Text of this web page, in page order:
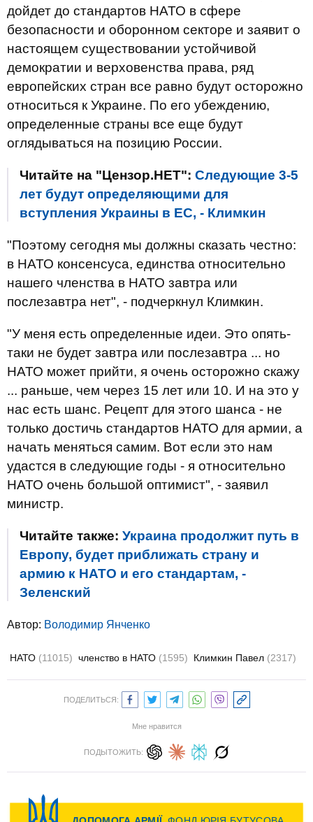
дойдет до стандартов НАТО в сфере
безопасности и оборонном секторе и заявит о
настоящем существовании устойчивой
демократии и верховенства права, ряд
европейских стран все равно будут осторожно
относиться к Украине. По его убеждению,
определенные страны все еще будут
оглядываться на позицию России.
Читайте на "Цензор.НЕТ": Следующие 3-5
лет будут определяющими для
вступления Украины в ЕС, - Климкин
"Поэтому сегодня мы должны сказать честно:
в НАТО консенсуса, единства относительно
нашего членства в НАТО завтра или
послезавтра нет", - подчеркнул Климкин.
"У меня есть определенные идеи. Это опять-
таки не будет завтра или послезавтра ... но
НАТО может прийти, я очень осторожно скажу
... раньше, чем через 15 лет или 10. И на это у
нас есть шанс. Рецепт для этого шанса - не
только достичь стандартов НАТО для армии, а
начать меняться самим. Вот если это нам
удастся в следующие годы - я относительно
НАТО очень большой оптимист", - заявил
министр.
Читайте также: Украина продолжит путь в
Европу, будет приближать страну и
армию к НАТО и его стандартам, -
Зеленский
Автор: Володимир Янченко
НАТО (11015) членство в НАТО (1595) Климкин Павел (2317)
ПОДЕЛИТЬСЯ:
Мне нравится
ПОДЫТОЖИТЬ: